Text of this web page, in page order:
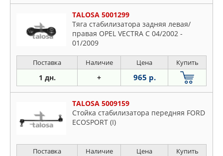
Plymouth
Rover
Seat
Skoda
Subaru
Volvo
TALOSA 5001299
Тяга стабилизатора задняя левая/
правая OPEL VECTRA C 04/2002 -
01/2009
Поставка Наличие Цена Купить
1 дн. + 965 р.
TALOSA 5009159
Стойка стабилизатора передняя FORD
ECOSPORT (I)
Поставка Наличие Цена Купить